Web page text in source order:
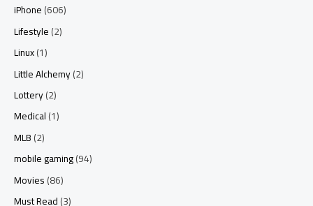
iPhone(606)
Lifestyle(2)
Linux(1)
Little Alchemy(2)
Lottery(2)
Medical(1)
MLB(2)
mobile gaming(94)
Movies(86)
Must Read(3)